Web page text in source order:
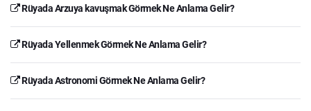
Rüyada Arzuya kavuşmak Görmek Ne Anlama Gelir?
Rüyada Yellenmek Görmek Ne Anlama Gelir?
Rüyada Astronomi Görmek Ne Anlama Gelir?